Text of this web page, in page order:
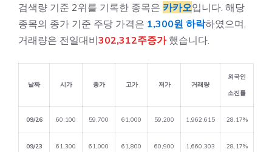
검색량 기준 2위를 기록한 종목은 카카오입니다. 해당
종목의 종가 기준 주당 가격은 1,300원 하락하였으며,
거래량은 전일대비302,312주증가했습니다.
날짜 시가 종가 고가 저가 거래량
외국인
소진률
09/26 60,100 59,700 61,000 59,200 1,962,615 28.17%
09/23 61,300 61,000 61,800 60,900 1,660,303 28.17%